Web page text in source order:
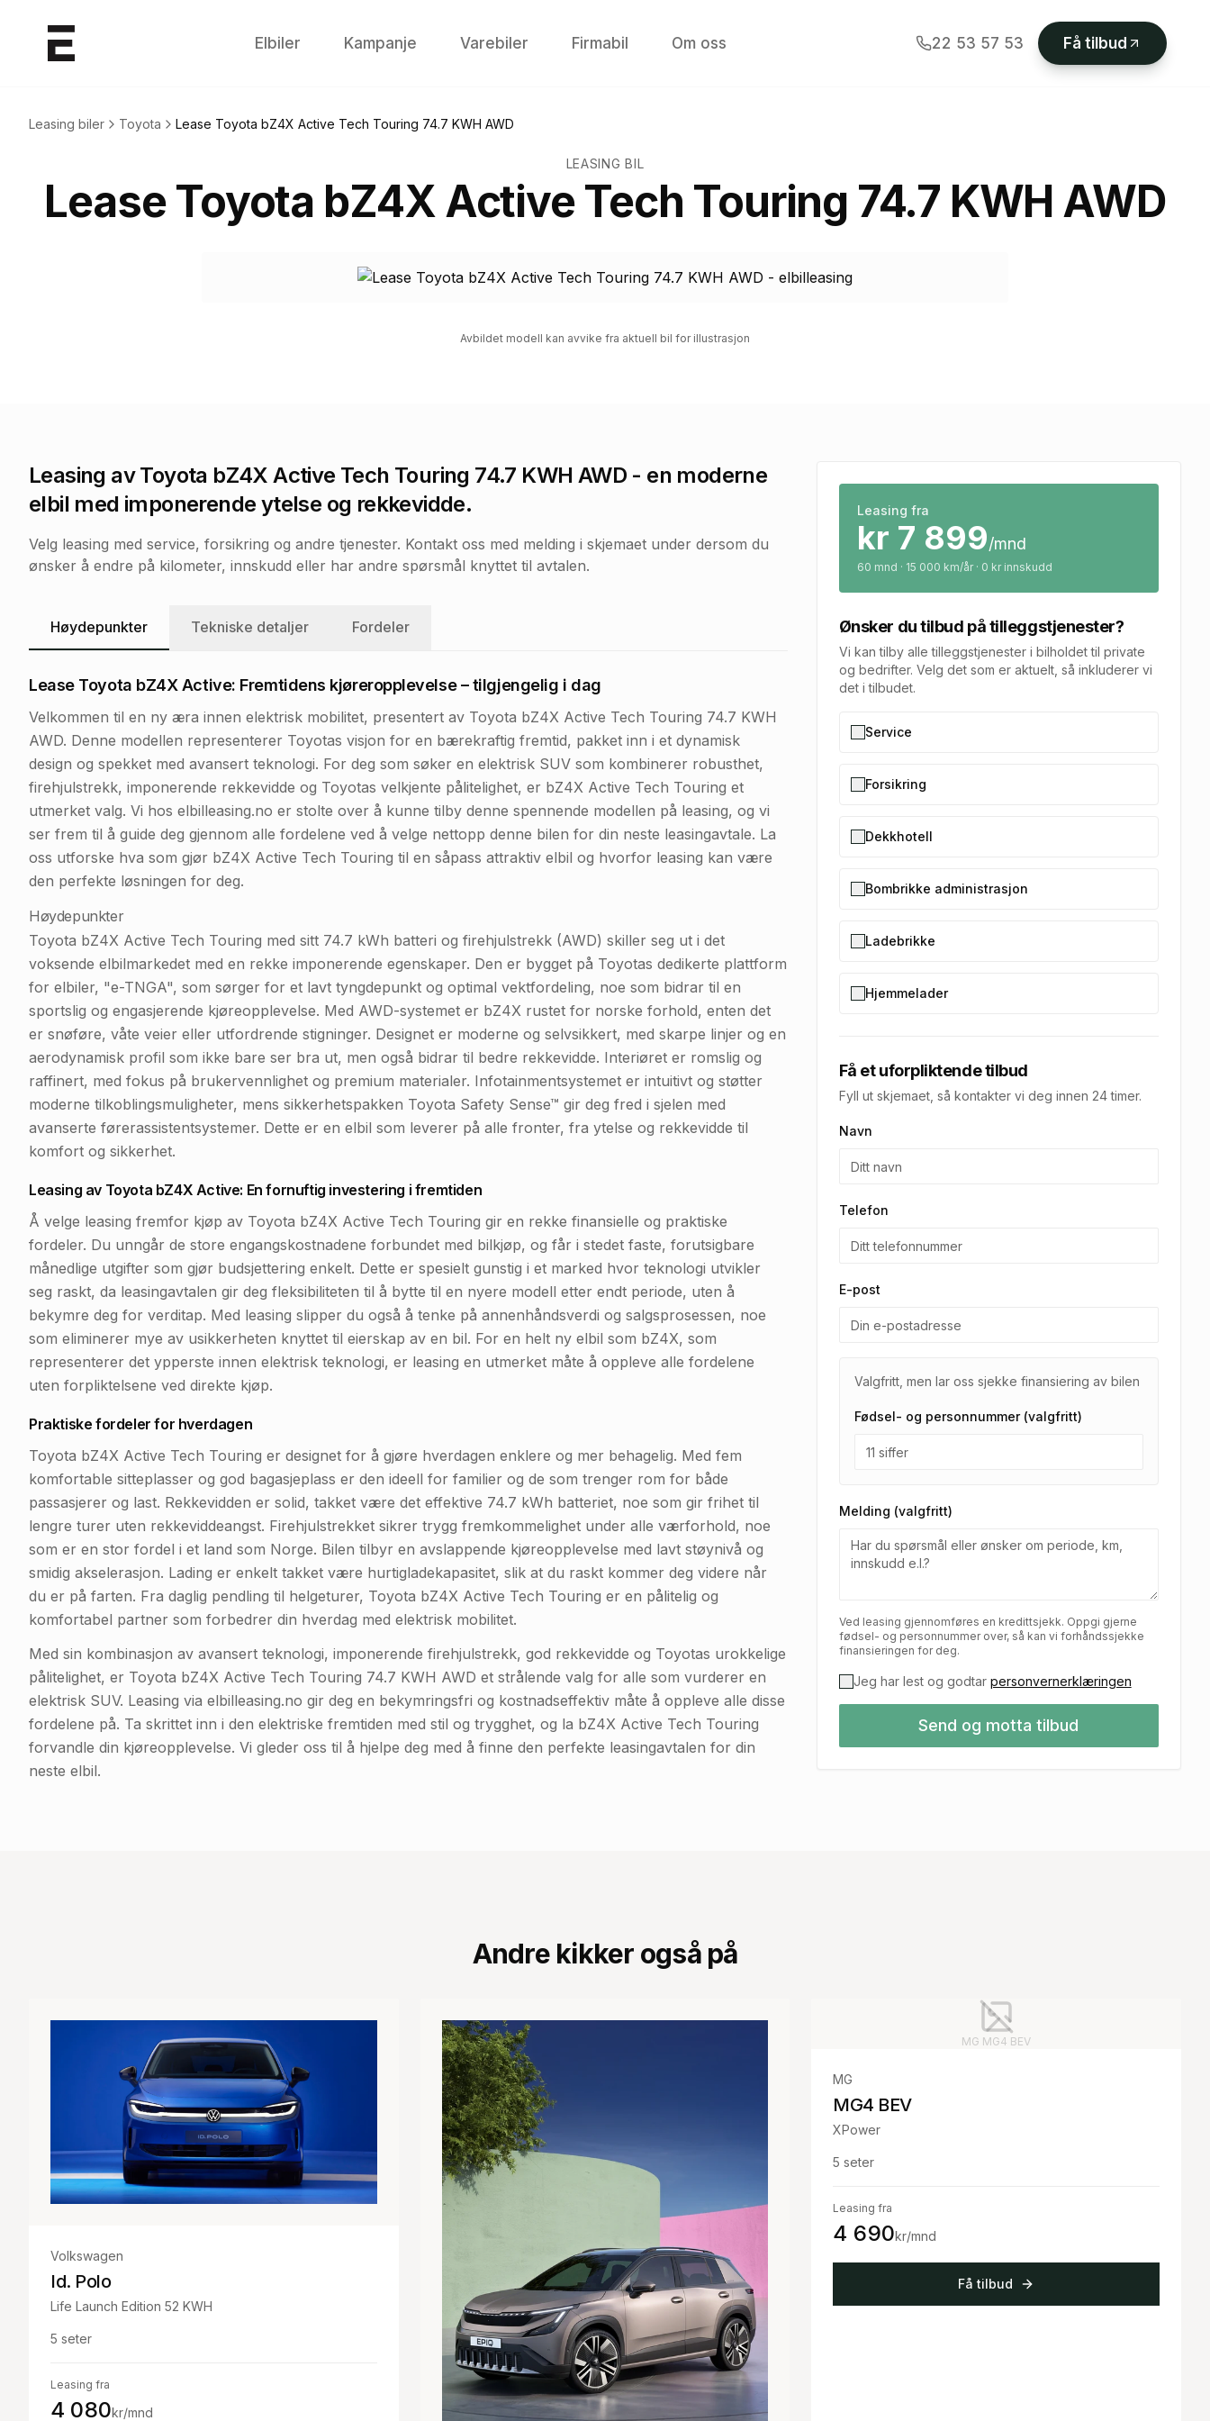
Elbiler Kampanje Varebiler Firmabil Om oss 22 53 57 53 Få tilbud
Leasing biler Toyota Lease Toyota bZ4X Active Tech Touring 74.7 KWH AWD
LEASING BIL
LeaseToyota bZ4X Active Tech Touring 74.7 KWH AWD
Avbildet modell kan avvike fra aktuell bil for illustrasjon
Leasing avToyota bZ4X Active Tech Touring 74.7 KWH AWD - en moderne
elbil med imponerende ytelse og rekkevidde.
Velg leasing med service, forsikring og andre tjenester. Kontakt oss med melding i skjemaet under dersom du
ønsker å endre på kilometer, innskudd eller har andre spørsmål knyttet til avtalen.
Høydepunkter Tekniske detaljer Fordeler
Lease Toyota bZ4X Active: Fremtidens kjøreropplevelse – tilgjengelig i dag
Velkommen til en ny æra innen elektrisk mobilitet, presentert av Toyota bZ4X Active Tech Touring 74.7 KWH
AWD. Denne modellen representerer Toyotas visjon for en bærekraftig fremtid, pakket inn i et dynamisk
design og spekket med avansert teknologi. For deg som søker en elektrisk SUV som kombinerer robusthet,
firehjulstrekk, imponerende rekkevidde og Toyotas velkjente pålitelighet, er bZ4X Active Tech Touring et
utmerket valg. Vi hos elbilleasing.no er stolte over å kunne tilby denne spennende modellen på leasing, og vi
ser frem til å guide deg gjennom alle fordelene ved å velge nettopp denne bilen for din neste leasingavtale. La
oss utforske hva som gjør bZ4X Active Tech Touring til en såpass attraktiv elbil og hvorfor leasing kan være
den perfekte løsningen for deg.
Høydepunkter
Toyota bZ4X Active Tech Touring med sitt 74.7 kWh batteri og firehjulstrekk (AWD) skiller seg ut i det
voksende elbilmarkedet med en rekke imponerende egenskaper. Den er bygget på Toyotas dedikerte plattform
for elbiler, "e-TNGA", som sørger for et lavt tyngdepunkt og optimal vektfordeling, noe som bidrar til en
sportslig og engasjerende kjøreopplevelse. Med AWD-systemet er bZ4X rustet for norske forhold, enten det
er snøføre, våte veier eller utfordrende stigninger. Designet er moderne og selvsikkert, med skarpe linjer og en
aerodynamisk profil som ikke bare ser bra ut, men også bidrar til bedre rekkevidde. Interiøret er romslig og
raffinert, med fokus på brukervennlighet og premium materialer. Infotainmentsystemet er intuitivt og støtter
moderne tilkoblingsmuligheter, mens sikkerhetspakken Toyota Safety Sense™ gir deg fred i sjelen med
avanserte førerassistentsystemer. Dette er en elbil som leverer på alle fronter, fra ytelse og rekkevidde til
komfort og sikkerhet.
Leasing av Toyota bZ4X Active: En fornuftig investering i fremtiden
Å velge leasing fremfor kjøp av Toyota bZ4X Active Tech Touring gir en rekke finansielle og praktiske
fordeler. Du unngår de store engangskostnadene forbundet med bilkjøp, og får i stedet faste, forutsigbare
månedlige utgifter som gjør budsjettering enkelt. Dette er spesielt gunstig i et marked hvor teknologi utvikler
seg raskt, da leasingavtalen gir deg fleksibiliteten til å bytte til en nyere modell etter endt periode, uten å
bekymre deg for verditap. Med leasing slipper du også å tenke på annenhåndsverdi og salgsprosessen, noe
som eliminerer mye av usikkerheten knyttet til eierskap av en bil. For en helt ny elbil som bZ4X, som
representerer det ypperste innen elektrisk teknologi, er leasing en utmerket måte å oppleve alle fordelene
uten forpliktelsene ved direkte kjøp.
Praktiske fordeler for hverdagen
Toyota bZ4X Active Tech Touring er designet for å gjøre hverdagen enklere og mer behagelig. Med fem
komfortable sitteplasser og god bagasjeplass er den ideell for familier og de som trenger rom for både
passasjerer og last. Rekkevidden er solid, takket være det effektive 74.7 kWh batteriet, noe som gir frihet til
lengre turer uten rekkeviddeangst. Firehjulstrekket sikrer trygg fremkommelighet under alle værforhold, noe
som er en stor fordel i et land som Norge. Bilen tilbyr en avslappende kjøreopplevelse med lavt støynivå og
smidig akselerasjon. Lading er enkelt takket være hurtigladekapasitet, slik at du raskt kommer deg videre når
du er på farten. Fra daglig pendling til helgeturer, Toyota bZ4X Active Tech Touring er en pålitelig og
komfortabel partner som forbedrer din hverdag med elektrisk mobilitet.
Med sin kombinasjon av avansert teknologi, imponerende firehjulstrekk, god rekkevidde og Toyotas urokkelige
pålitelighet, er Toyota bZ4X Active Tech Touring 74.7 KWH AWD et strålende valg for alle som vurderer en
elektrisk SUV. Leasing via elbilleasing.no gir deg en bekymringsfri og kostnadseffektiv måte å oppleve alle disse
fordelene på. Ta skrittet inn i den elektriske fremtiden med stil og trygghet, og la bZ4X Active Tech Touring
forvandle din kjøreopplevelse. Vi gleder oss til å hjelpe deg med å finne den perfekte leasingavtalen for din
neste elbil.
Leasing fra
kr 7 899/mnd
60 mnd · 15 000 km/år · 0 kr innskudd
Ønsker du tilbud på tilleggstjenester?
Vi kan tilby alle tilleggstjenester i bilholdet til private
og bedrifter. Velg det som er aktuelt, så inkluderer vi
det i tilbudet.
Service
Forsikring
Dekkhotell
Bombrikke administrasjon
Ladebrikke
Hjemmelader
Få et uforpliktende tilbud
Fyll ut skjemaet, så kontakter vi deg innen 24 timer.
Navn
Telefon
E-post
Valgfritt, men lar oss sjekke finansiering av bilen
Fødsel- og personnummer (valgfritt)
Melding (valgfritt)
Ved leasing gjennomføres en kredittsjekk. Oppgi gjerne
fødsel- og personnummer over, så kan vi forhåndssjekke
finansieringen for deg.
Jeg har lest og godtar personvernerklæringen
Send og motta tilbud
Andre kikker også på
Volkswagen
Id. Polo
Life Launch Edition 52 KWH
5 seter
Leasing fra
4 080kr/mnd
MG MG4 BEV
MG
MG4 BEV
XPower
5 seter
Leasing fra
4 690kr/mnd
Få tilbud